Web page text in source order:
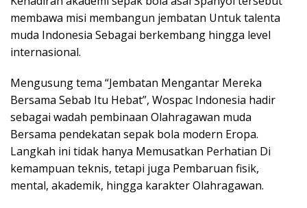
membawa misi membangun jembatan Untuk talenta
muda Indonesia Sebagai berkembang hingga level
internasional.
Mengusung tema “Jembatan Mengantar Mereka
Bersama Sebab Itu Hebat”, Wospac Indonesia hadir
sebagai wadah pembinaan Olahragawan muda
Bersama pendekatan sepak bola modern Eropa.
Langkah ini tidak hanya Memusatkan Perhatian Di
kemampuan teknis, tetapi juga Pembaruan fisik,
mental, akademik, hingga karakter Olahragawan.